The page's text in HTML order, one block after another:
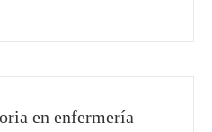
en enfermería